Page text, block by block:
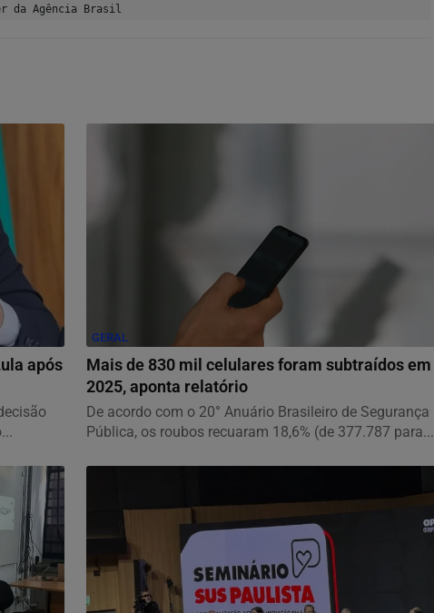
da Agência Brasil
após
GERAL
Mais de 830 mil celulares foram subtraídos em
2025, aponta relatório
De acordo com o 20° Anuário Brasileiro de Segurança
Pública, os roubos recuaram 18,6% (de 377.787 para...